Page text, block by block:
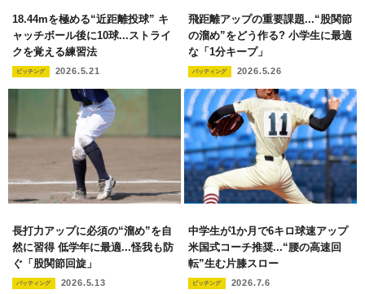
18.44mを極める“近距離投球” キ
ャッチボール後に10球...ストライ
クを覚える練習法
ピッチング 2026.5.21
飛距離アップの重要課題...“股関節
の溜め”をどう作る? 小学生に最適
な「1分キープ」
バッティング 2026.5.26
長打力アップに必須の“溜め”を自
然に習得 低学年に最適...怪我も防
ぐ「股関節回旋」
バッティング 2026.5.13
中学生が1か月で6キロ球速アップ
米国式コーチ推奨...“腰の高速回
転”生む片膝スロー
ピッチング 2026.7.6